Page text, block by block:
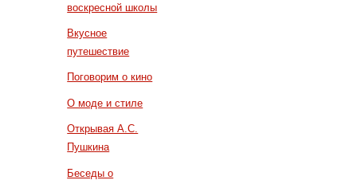
воскресной школы
Вкусное
путешествие
Поговорим о кино
О моде и стиле
Открывая А.С.
Пушкина
Беседы о